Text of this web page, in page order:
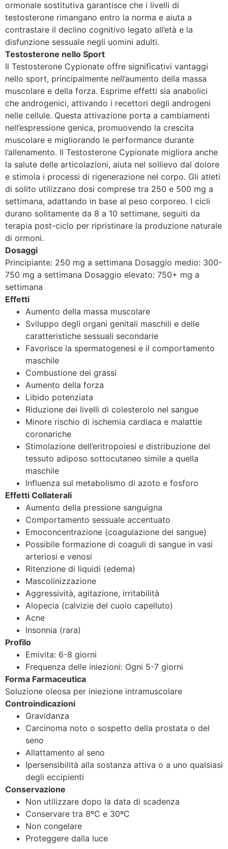
ormonale sostitutiva garantisce che i livelli di
testosterone rimangano entro la norma e aiuta a
contrastare il declino cognitivo legato all’età e la
disfunzione sessuale negli uomini adulti.
Testosterone nello Sport
Il Testosterone Cypionate offre significativi vantaggi
nello sport, principalmente nell’aumento della massa
muscolare e della forza. Esprime effetti sia anabolici
che androgenici, attivando i recettori degli androgeni
nelle cellule. Questa attivazione porta a cambiamenti
nell’espressione genica, promuovendo la crescita
muscolare e migliorando le performance durante
l’allenamento. Il Testosterone Cypionate migliora anche
la salute delle articolazioni, aiuta nel sollievo dal dolore
e stimola i processi di rigenerazione nel corpo. Gli atleti
di solito utilizzano dosi comprese tra 250 e 500 mg a
settimana, adattando in base al peso corporeo. I cicli
durano solitamente da 8 a 10 settimane, seguiti da
terapia post-ciclo per ripristinare la produzione naturale
di ormoni.
Dosaggi
Principiante: 250 mg a settimana Dosaggio medio: 300-
750 mg a settimana Dosaggio elevato: 750+ mg a
settimana
Effetti
Aumento della massa muscolare
Sviluppo degli organi genitali maschili e delle
caratteristiche sessuali secondarie
Favorisce la spermatogenesi e il comportamento
maschile
Combustione dei grassi
Aumento della forza
Libido potenziata
Riduzione dei livelli di colesterolo nel sangue
Minore rischio di ischemia cardiaca e malattie
coronariche
Stimolazione dell’eritropoiesi e distribuzione del
tessuto adiposo sottocutaneo simile a quella
maschile
Influenza sul metabolismo di azoto e fosforo
Effetti Collaterali
Aumento della pressione sanguigna
Comportamento sessuale accentuato
Emoconcentrazione (coagulazione del sangue)
Possibile formazione di coaguli di sangue in vasi
arteriosi e venosi
Ritenzione di liquidi (edema)
Mascolinizzazione
Aggressività, agitazione, irritabilità
Alopecia (calvizie del cuoio capelluto)
Acne
Insonnia (rara)
Profilo
Emivita: 6-8 giorni
Frequenza delle iniezioni: Ogni 5-7 giorni
Forma Farmaceutica
Soluzione oleosa per iniezione intramuscolare
Controindicazioni
Gravidanza
Carcinoma noto o sospetto della prostata o del
seno
Allattamento al seno
Ipersensibilità alla sostanza attiva o a uno qualsiasi
degli eccipienti
Conservazione
Non utilizzare dopo la data di scadenza
Conservare tra 8ºC e 30ºC
Non congelare
Proteggere dalla luce